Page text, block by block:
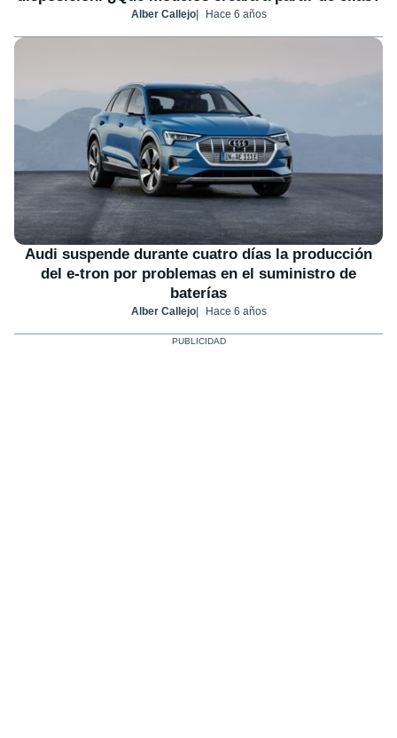
Alber Callejo Hace 6 años
Audi suspende durante cuatro días la producción
del e-tron por problemas en el suministro de
baterías
Alber Callejo Hace 6 años